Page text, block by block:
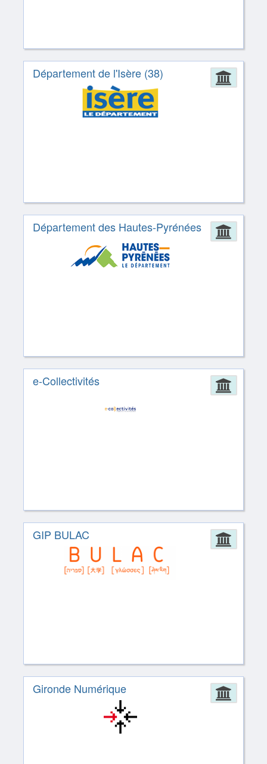
Département de l'Isère (38)
Département des Hautes-Pyrénées
e-Collectivités
GIP BULAC
Gironde Numérique